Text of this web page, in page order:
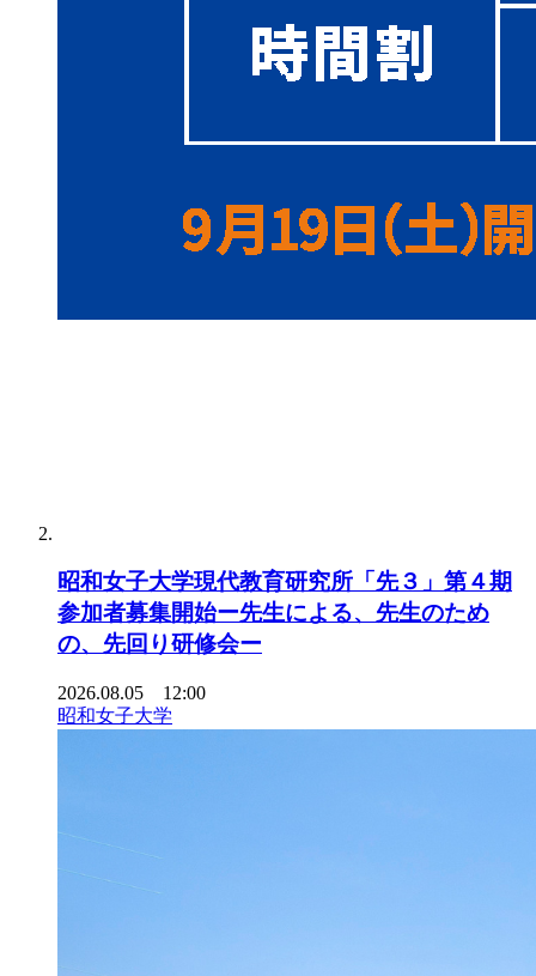
昭和女子大学現代教育研究所「先３」第４期
参加者募集開始ー先生による、先生のため
の、先回り研修会ー
2026.08.05 12:00
昭和女子大学